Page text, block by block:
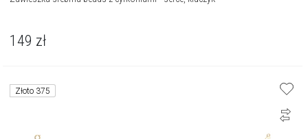
149 zł
Złoto 375